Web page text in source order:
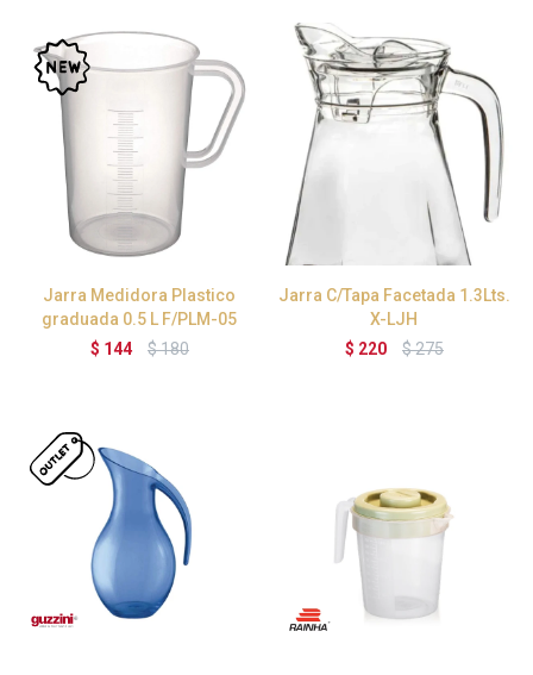
Jarra Medidora Plastico
graduada 0.5 L F/PLM-05
$ 144 $180
Jarra C/Tapa Facetada 1.3Lts.
X-LJH
$ 220 $275